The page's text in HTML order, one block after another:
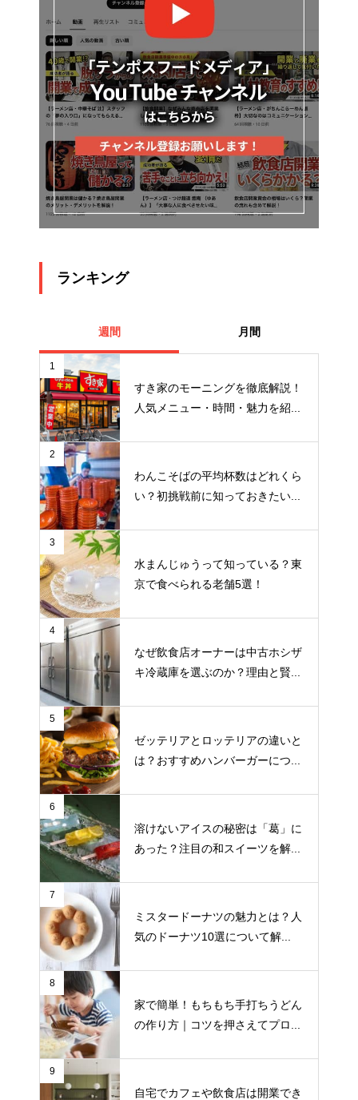
ランキング
週間 月間
1
すき家のモーニングを徹底解説！
人気メニュー・時間・魅力を紹...
2
わんこそばの平均杯数はどれくら
い？初挑戦前に知っておきたい...
3
水まんじゅうって知っている？東
京で食べられる老舗5選！
4
なぜ飲食店オーナーは中古ホシザ
キ冷蔵庫を選ぶのか？理由と賢...
5
ゼッテリアとロッテリアの違いと
は？おすすめハンバーガーにつ...
6
溶けないアイスの秘密は「葛」に
あった？注目の和スイーツを解...
7
ミスタードーナツの魅力とは？人
気のドーナツ10選について解...
8
家で簡単！もちもち手打ちうどん
の作り方｜コツを押さえてプロ...
9
自宅でカフェや飲食店は開業でき